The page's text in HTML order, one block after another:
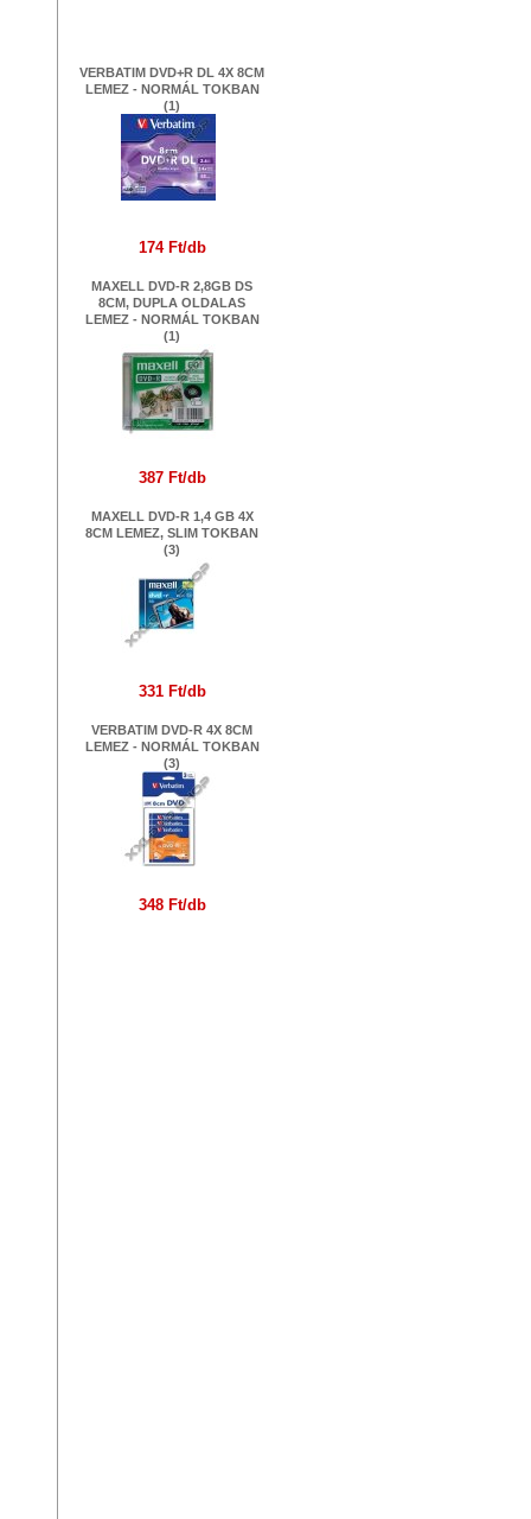
VERBATIM DVD+R DL 4X 8CM
LEMEZ - NORMÁL TOKBAN
(1)
174 Ft/db
MAXELL DVD-R 2,8GB DS
8CM, DUPLA OLDALAS
LEMEZ - NORMÁL TOKBAN
(1)
387 Ft/db
MAXELL DVD-R 1,4 GB 4X
8CM LEMEZ, SLIM TOKBAN
(3)
331 Ft/db
VERBATIM DVD-R 4X 8CM
LEMEZ - NORMÁL TOKBAN
(3)
348 Ft/db